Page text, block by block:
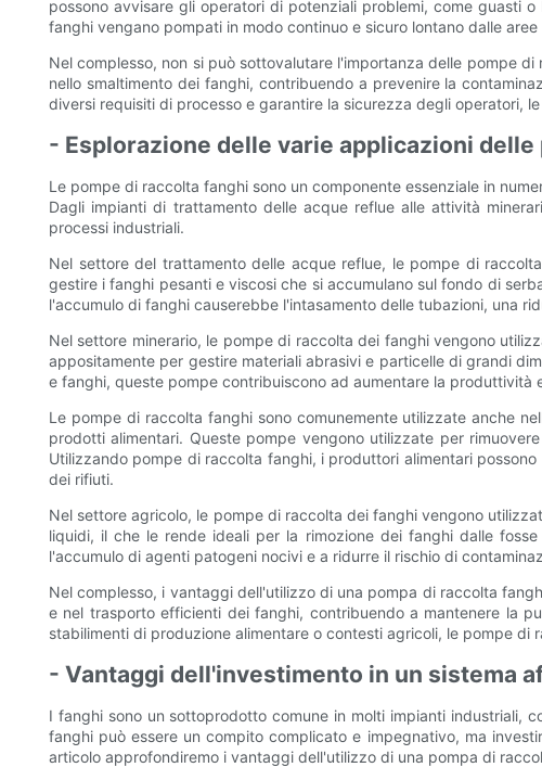
possono avvisare gli operatori di potenziali problemi, come guasti
fanghi vengano pompati in modo continuo e sicuro lontano dalle aree
Nel complesso, non si può sottovalutare l'importanza delle pompe
nello smaltimento dei fanghi, contribuendo a prevenire la
diversi requisiti di processo e garantire la sicurezza degli operatori,
- Esplorazione delle varie applicazioni
Le pompe di raccolta fanghi sono un componente essenziale in
Dagli impianti di trattamento delle acque reflue alle attività
processi industriali.
Nel settore del trattamento delle acque reflue, le pompe di
gestire i fanghi pesanti e viscosi che si accumulano sul fondo di
l'accumulo di fanghi causerebbe l'intasamento delle tubazioni, una
Nel settore minerario, le pompe di raccolta dei fanghi vengono
appositamente per gestire materiali abrasivi e particelle di grandi
e fanghi, queste pompe contribuiscono ad aumentare la produttività
Le pompe di raccolta fanghi sono comunemente utilizzate anche
prodotti alimentari. Queste pompe vengono utilizzate per
Utilizzando pompe di raccolta fanghi, i produttori alimentari
dei rifiuti.
Nel settore agricolo, le pompe di raccolta dei fanghi vengono
liquidi, il che le rende ideali per la rimozione dei fanghi dalle
l'accumulo di agenti patogeni nocivi e a ridurre il rischio di
Nel complesso, i vantaggi dell'utilizzo di una pompa di raccolta
e nel trasporto efficienti dei fanghi, contribuendo a mantenere la
stabilimenti di produzione alimentare o contesti agricoli, le pompe
- Vantaggi dell'investimento in un sistema
I fanghi sono un sottoprodotto comune in molti impianti industriali,
fanghi può essere un compito complicato e impegnativo, ma
articolo approfondiremo i vantaggi dell'utilizzo di una pompa di